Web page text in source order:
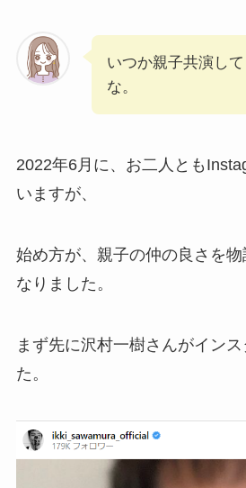
いつか親子共演し
な。
2022年6月に、お二人とも
いますが、
始め方が、親子の仲の良さを
なりました。
まず先に沢村一樹さんがイン
た。